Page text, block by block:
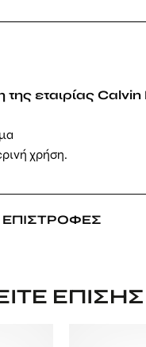
της εταιρίας Calvin
χρήση.
ΕΠΊΣΗΣ